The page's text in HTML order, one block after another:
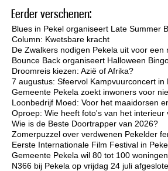
Eerder verschenen:
Blues in Pekel organiseert Late Summer
Column: Kwetsbare kracht
De Zwalkers nodigen Pekela uit voor
Bounce Back organiseert Halloween
Droomreis kiezen: Azië of Afrika?
7 augustus: Sfeervol Kampvuurconcert
Gemeente Pekela zoekt inwoners voor
Loonbedrijf Moed: Voor het maaidorsen
Oproep: Wie heeft foto's van het
Wie is de Beste Doortrapper van 2026?
Zomerpuzzel over verdwenen Pekelder
Eerste Internationale Film Festival in
Gemeente Pekela wil 80 tot 100
N366 bij Pekela op vrijdag 24 juli